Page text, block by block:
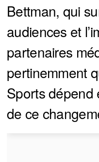
Bettman, qui
audiences et
partenaires
pertinemment
Sports dépend
de ce